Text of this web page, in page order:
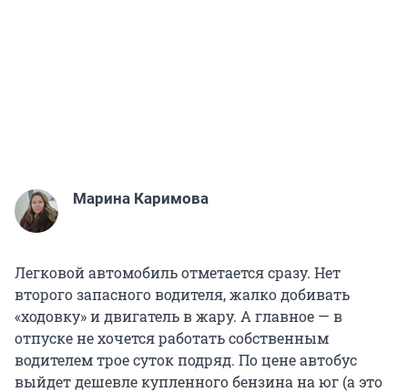
Марина Каримова
Легковой автомобиль отметается сразу. Нет
второго запасного водителя, жалко добивать
«ходовку» и двигатель в жару. А главное — в
отпуске не хочется работать собственным
водителем трое суток подряд. По цене автобус
выйдет дешевле купленного бензина на юг (а это